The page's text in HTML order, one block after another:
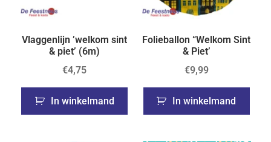
Vlaggenlijn ’welkom sint
& piet’ (6m)
€4,75
In winkelmand
Folieballon “Welkom Sint
& Piet’
€9,99
In winkelmand